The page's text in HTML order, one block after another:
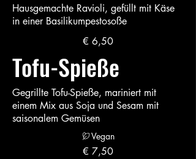
Hausgemachte Ravioli, gefüllt mit Käse
in einer Basilikumpestosoße
€ 6,50
Tofu-Spieße
Gegrillte Tofu-Spieße, mariniert mit
einem Mix aus Soja und Sesam mit
saisonalem Gemüsen
€ 7,50
Vegan